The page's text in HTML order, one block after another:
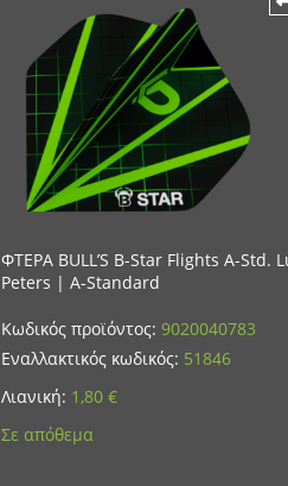
ΦΤΕΡΑ BULL’S B-Star Flights A-Std.
Peters | A-Standard
Κωδικός προϊόντος:9020040783
Εναλλακτικός κωδικός: 51846
Λιανική: 1,80€
Σε απόθεμα